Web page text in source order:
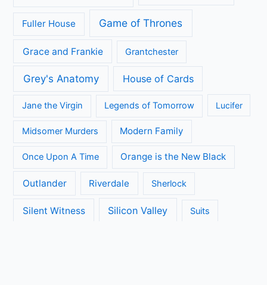
Fuller House Game of Thrones
Grace and Frankie Grantchester
Grey's Anatomy House of Cards
Jane the Virgin Legends of Tomorrow Lucifer
Midsomer Murders Modern Family
Once Upon A Time Orange is the New Black
Outlander Riverdale Sherlock
Silent Witness Silicon Valley Suits